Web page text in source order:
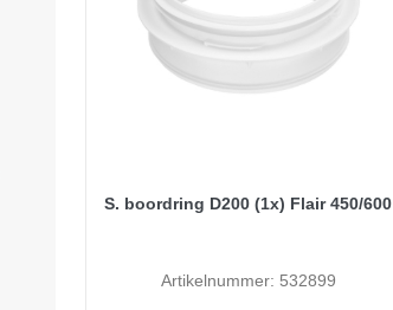
S. boordring D200 (1x) Flair 450/600
Artikelnummer: 532899